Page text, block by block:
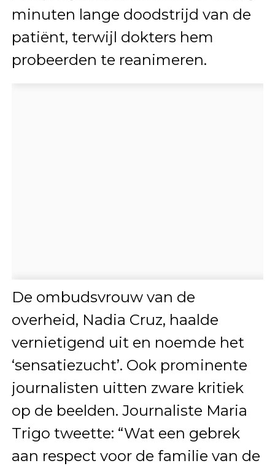
minuten lange doodstrijd van de
patiënt, terwijl dokters hem
probeerden te reanimeren.
De ombudsvrouw van de
overheid, Nadia Cruz, haalde
vernietigend uit en noemde het
‘sensatiezucht’. Ook prominente
journalisten uitten zware kritiek
op de beelden. Journaliste Maria
Trigo tweette: “Wat een gebrek
aan respect voor de familie van de